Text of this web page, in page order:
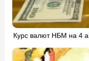
Курс валют НБМ на 4